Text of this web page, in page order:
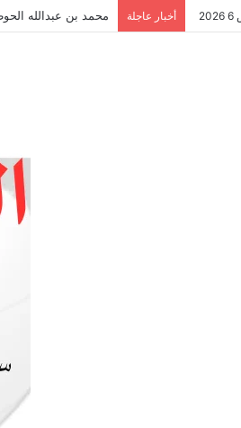
أخبار عاجلة محمد بن عبدالله